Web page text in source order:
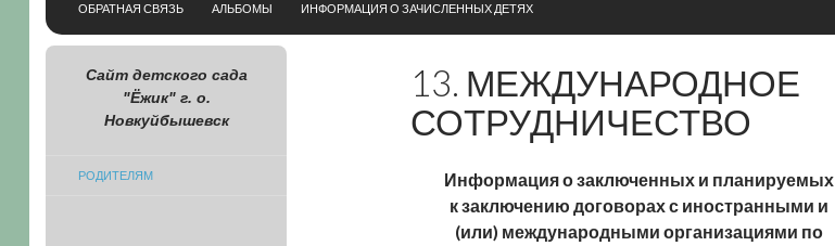
ОБРАТНАЯ СВЯЗЬ АЛЬБОМЫ ИНФОРМАЦИЯ О ЗАЧИСЛЕННЫХ ДЕТЯХ
13. МЕЖДУНАРОДНОЕ
СОТРУДНИЧЕСТВО
Информация о заключенных и планируемых
к заключению договорах с иностранными и
(или) международными организациями по
Сайт детского сада
"Ёжик" г. о.
Новкуйбышевск
РОДИТЕЛЯМ